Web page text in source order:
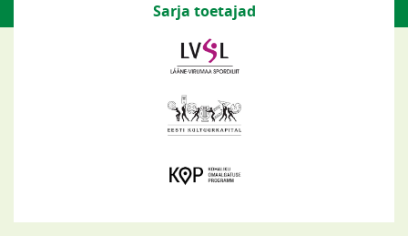
Sarja toetajad